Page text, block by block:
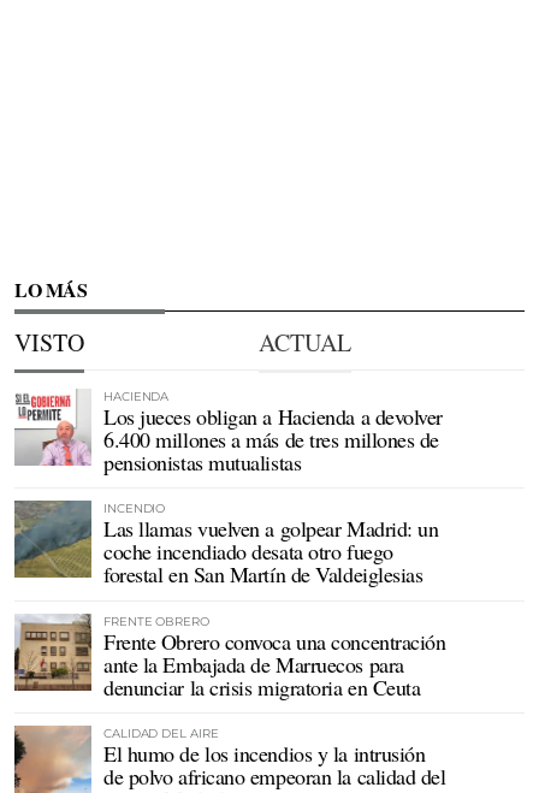
LO MÁS
VISTO ACTUAL
HACIENDA
Los jueces obligan a Hacienda a devolver
6.400 millones a más de tres millones de
pensionistas mutualistas
INCENDIO
Las llamas vuelven a golpear Madrid: un
coche incendiado desata otro fuego
forestal en San Martín de Valdeiglesias
FRENTE OBRERO
Frente Obrero convoca una concentración
ante la Embajada de Marruecos para
denunciar la crisis migratoria en Ceuta
CALIDAD DEL AIRE
El humo de los incendios y la intrusión
de polvo africano empeoran la calidad del